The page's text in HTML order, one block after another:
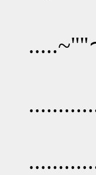
|
.....~"''
ﾊ|